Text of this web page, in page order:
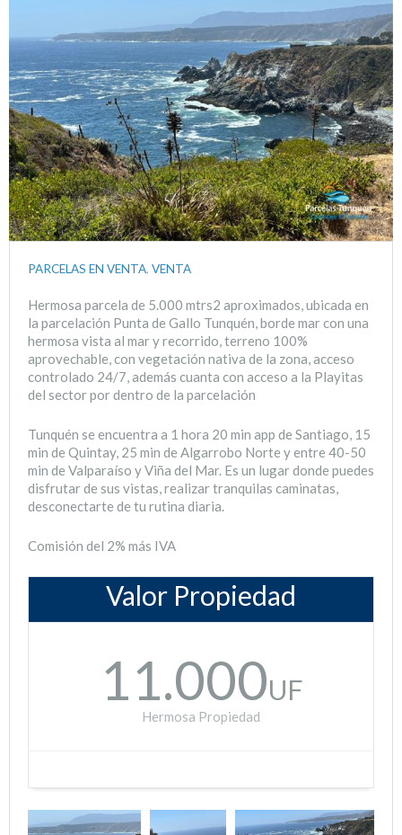
PARCELAS EN VENTA, VENTA
Hermosa parcela de 5.000 mtrs2 aproximados, ubicada en
la parcelación Punta de Gallo Tunquén, borde mar con una
hermosa vista al mar y recorrido, terreno 100%
aprovechable, con vegetación nativa de la zona, acceso
controlado 24/7, además cuanta con acceso a la Playitas
del sector por dentro de la parcelación
Tunquén se encuentra a 1 hora 20 min app de Santiago, 15
min de Quintay, 25 min de Algarrobo Norte y entre 40-50
min de Valparaíso y Viña del Mar. Es un lugar donde puedes
disfrutar de sus vistas, realizar tranquilas caminatas,
desconectarte de tu rutina diaria.
Comisión del 2% más IVA
Valor Propiedad
11.000UF
Hermosa Propiedad